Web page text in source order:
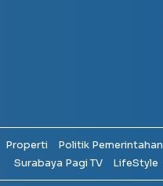
Properti Politik Pemerintahan
Surabaya Pagi TV
LifeStyle